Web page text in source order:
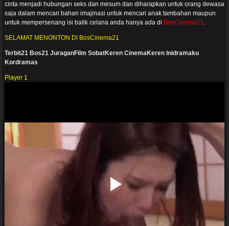
cinta menjadi hubungan seks dan mesum dan diharapkan untuk orang dewasa
saja dalam mencari bahan imajinasi untuk mencari anak tambahan maupun
untuk mempersenang isi balik celana anda hanya ada di BosCinema21.
SELAMAT MENONTON DI BosCinema21
Terbit21 Bos21 JuraganFilm SobatKeren CinemaKeren Inidramaku
Kordramas
Player 1